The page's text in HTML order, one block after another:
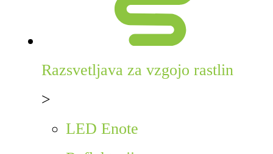
Razsvetljava za vzgojo rastlin
>
LED Enote